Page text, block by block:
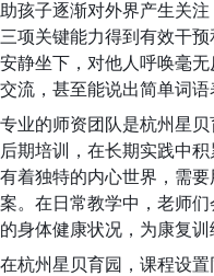
助孩子逐渐对外界产生关
三项关键能力得到有效干
安静坐下，对他人呼唤毫
交流，甚至能说出简单词语
专业的师资团队是杭州星
后期培训，在长期实践中
有着独特的内心世界，需
案。在日常教学中，老师
的身体健康状况，为康复
在杭州星贝育园，课程设